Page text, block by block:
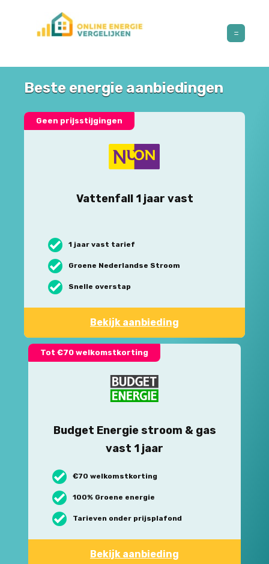
Beste energie aanbiedingen
Geen prijsstijgingen
Vattenfall 1 jaar vast
1 jaar vast tarief
Groene Nederlandse Stroom
Snelle overstap
Bekijk aanbieding
Tot €70 welkomstkorting
Budget Energie stroom & gas
vast 1 jaar
€70 welkomstkorting
100% Groene energie
Tarieven onder prijsplafond
Bekijk aanbieding